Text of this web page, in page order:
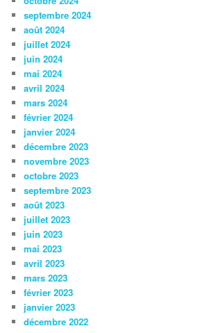
septembre 2024
août 2024
juillet 2024
juin 2024
mai 2024
avril 2024
mars 2024
février 2024
janvier 2024
décembre 2023
novembre 2023
octobre 2023
septembre 2023
août 2023
juillet 2023
juin 2023
mai 2023
avril 2023
mars 2023
février 2023
janvier 2023
décembre 2022